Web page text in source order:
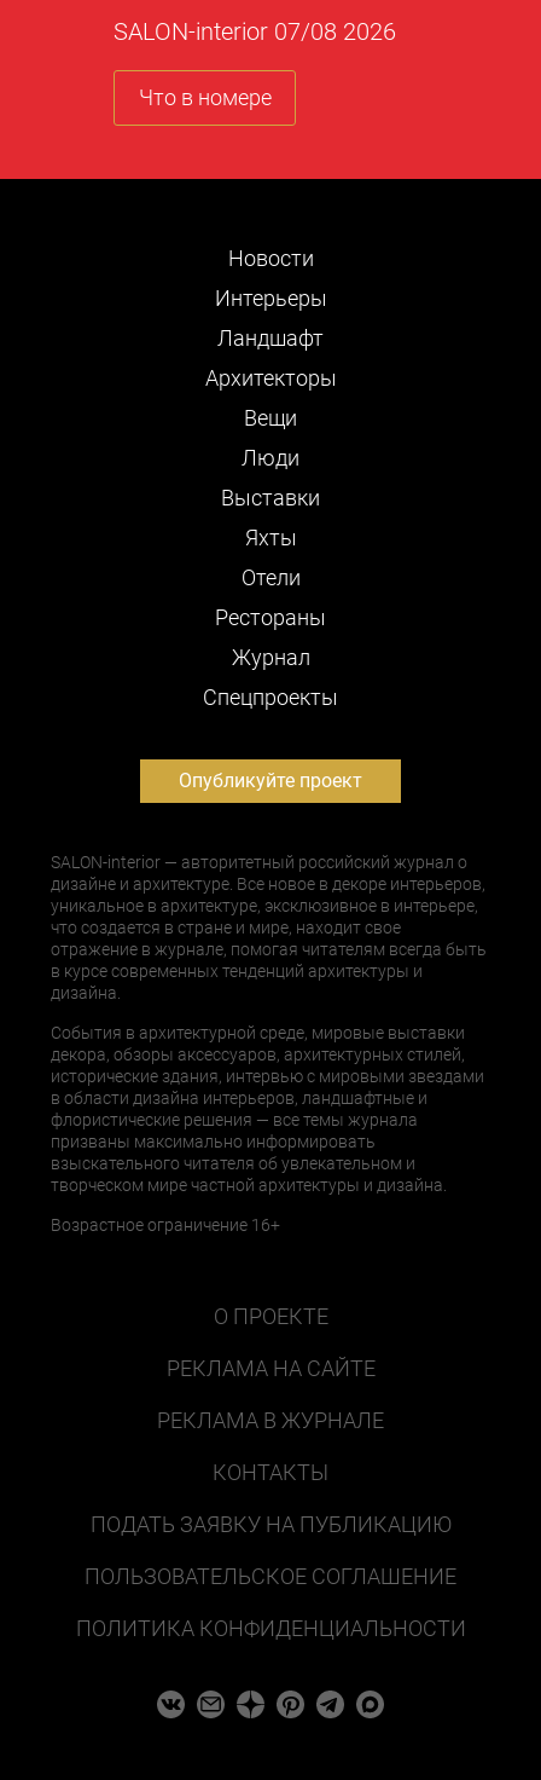
SALON-interior 07/08 2026
Что в номере
Новости
Интерьеры
Ландшафт
Архитекторы
Вещи
Люди
Выставки
Яхты
Отели
Рестораны
Журнал
Cпецпроекты
Опубликуйте проект
SALON-interior — авторитетный российский журнал о
дизайне и архитектуре. Все новое в декоре интерьеров,
уникальное в архитектуре, эксклюзивное в интерьере,
что создается в стране и мире, находит свое
отражение в журнале, помогая читателям всегда быть
в курсе современных тенденций архитектуры и
дизайна.
События в архитектурной среде, мировые выставки
декора, обзоры аксессуаров, архитектурных стилей,
исторические здания, интервью с мировыми звездами
в области дизайна интерьеров, ландшафтные и
флористические решения — все темы журнала
призваны максимально информировать
взыскательного читателя об увлекательном и
творческом мире частной архитектуры и дизайна.
Возрастное ограничение 16+
О ПРОЕКТЕ
РЕКЛАМА НА САЙТЕ
РЕКЛАМА В ЖУРНАЛЕ
КОНТАКТЫ
ПОДАТЬ ЗАЯВКУ НА ПУБЛИКАЦИЮ
ПОЛЬЗОВАТЕЛЬСКОЕ СОГЛАШЕНИЕ
ПОЛИТИКА КОНФИДЕНЦИАЛЬНОСТИ